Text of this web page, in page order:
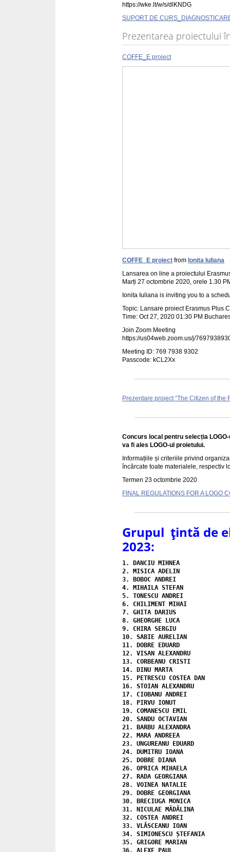
https://wke.lt/w/s/dlKNDG
SUPORT DE
Prezentarea proiectului
COFFE_E proiect
COFFE_E proiect from Ionita Iuliana
Lansarea on line a proiectului
Marți 27 octombrie 2020, orele 1.30
Ionita Iuliana is inviting you to a
Topic: Lansare proiect Erasmus Plus
Time: Oct 27, 2020 01:30 PM
Join Zoom Meeting
https://us04web.zoom.us/j/
Meeting ID: 769 7938 9302
Passcode: kCL2Xx
Prezentare proiect “The Citizen of
Concurs local pentru selecția
va fi ales LOGO-ul proietului.
Informațiile și criteriile privind
încărcate toate materialele, respectiv
Termen 23 octombrie 2020
FINAL REGULATIONS FOR A LOGO
Grupul țintă de
2023:
1. DANCIU MIHNEA
2. MISICA ADELIN
3. BOBOC ANDREI
4.
5. TONESCU ANDREI
6. CHILIMENT MIHAI
7. GHITA DARIUS
8. GHEORGHE LUCA
9. CHIRA SERGIU
10. SABIE AURELIAN
11. DOBRE EDUARD
12. VISAN ALEXANDRU
13. CORBEANU CRISTI
14. DINU MARTA
15. PETRESCU COSTEA DAN
16. STOIAN ALEXANDRU
17. CIOBANU ANDREI
18. PIRVU IONUT
19. COMANESCU EMIL
20. SANDU OCTAVIAN
21. BARBU ALEXANDRA
22. MARA ANDREEA
23. UNGUREANU EDUARD
24. DUMITRU IOANA
25. DOBRE DIANA
26. OPRICA MIHAELA
27. RADA GEORGIANA
28. VOINEA NATALIE
29. DOBRE GEORGIANA
30. BRECIUGA MONICA
31. NICULAE MĂDĂLINA
32. COSTEA ANDREI
33. VLĂSCEANU IOAN
34. SIMIONESCU ȘTEFANIA
35. GRIGORE MARIAN
36. ALEXE PAUL